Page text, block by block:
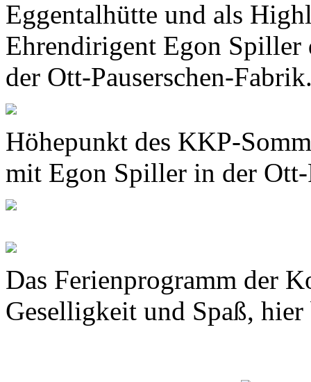
Eggentalhütte und als
Ehrendirigent Egon Spiller
der Ott-Pauserschen-
Höhepunkt des KKP-
mit Egon Spiller in der Ott-
Das Ferienprogramm der
Geselligkeit und Spaß,